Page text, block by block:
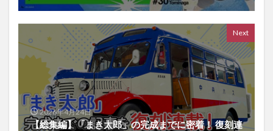
Next
2026年4月24日
【総集編】「まき太郎」の完成までに密着！ 復刻連